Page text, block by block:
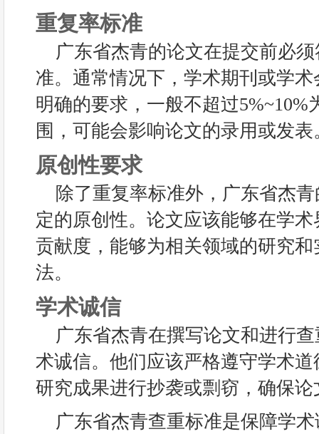
重复率标准
广东省杰青的论文在提交前必
准。通常情况下，学术期刊或学
明确的要求，一般不超过5%~10%
围，可能会影响论文的录用或发表
原创性要求
除了重复率标准外，广东省杰
定的原创性。论文应该能够在学
贡献度，能够为相关领域的研究
法。
学术诚信
广东省杰青在撰写论文和进行
术诚信。他们应该严格遵守学术
研究成果进行抄袭或剽窃，确保
广东省杰青查重标准是保障学